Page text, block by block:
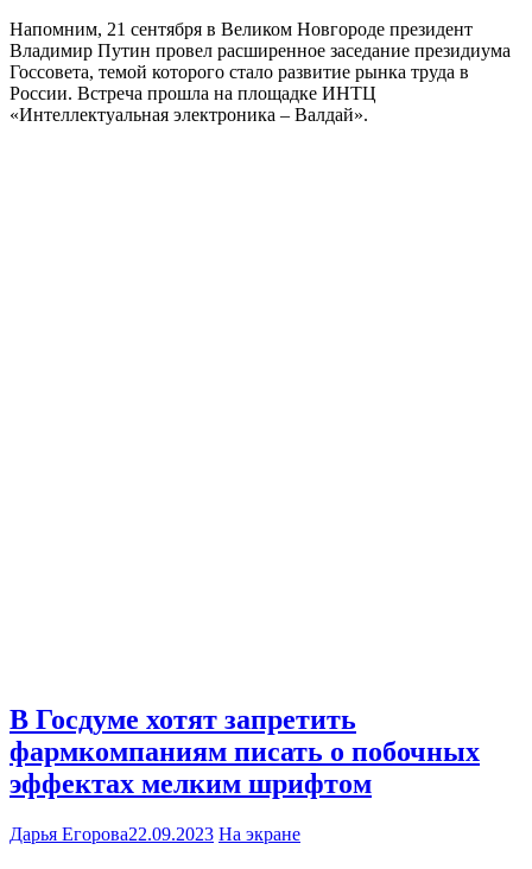
Напомним, 21 сентября в Великом Новгороде президент
Владимир Путин провел расширенное заседание президиума
Госсовета, темой которого стало развитие рынка труда в
России. Встреча прошла на площадке ИНТЦ
«Интеллектуальная электроника – Валдай».
В Госдуме хотят запретить
фармкомпаниям писать о побочных
эффектах мелким шрифтом
Дарья Егорова22.09.2023 На экране